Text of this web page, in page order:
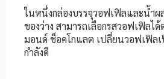
ในหนึ่งกล่องบรรจุวอฟเฟิลและน้ำผ
ของว่าง สามารถเลือกรสวอฟเฟิลไ
มอนด์ ช็อคโกแลต เปลี่ยนวอฟเฟิล
กำลังดี